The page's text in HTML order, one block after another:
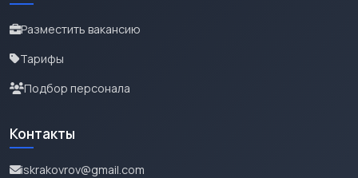
Разместить вакансию
Тарифы
Подбор персонала
Контакты
iskrakovrov@gmail.com